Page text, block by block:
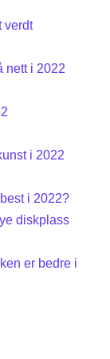
verdt
nett i 2022
i 2022
i 2022?
diskplass
er bedre i